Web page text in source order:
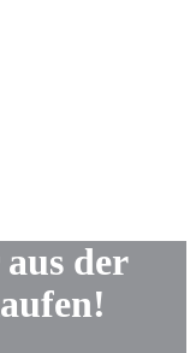
der